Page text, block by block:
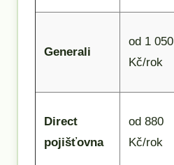
Generali
od 1 050
Kč/rok
Direct
pojišťovna
od 880
Kč/rok